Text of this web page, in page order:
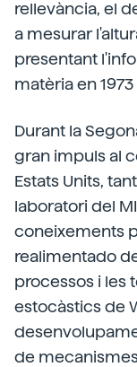
rellevància, el
a mesurar
presentant
matèria en 1973
Durant la
gran impuls al
Estats Units,
laboratori del
coneixements
realimentado
processos i les
estocàstics de
de